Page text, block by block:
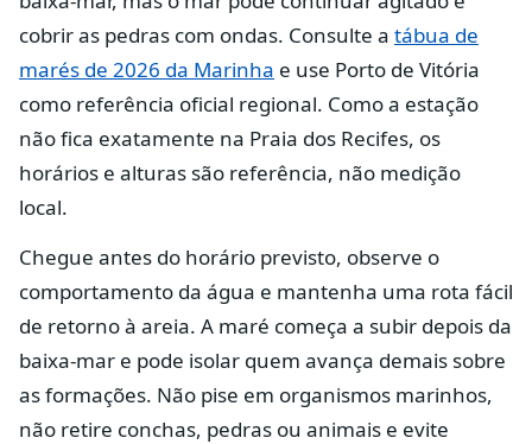
cobrir as pedras com ondas. Consulte a tábua de
marés de 2026 da Marinha e use Porto de Vitória
como referência oficial regional. Como a estação
não fica exatamente na Praia dos Recifes, os
horários e alturas são referência, não medição
local.
Chegue antes do horário previsto, observe o
comportamento da água e mantenha uma rota fácil
de retorno à areia. A maré começa a subir depois da
baixa-mar e pode isolar quem avança demais sobre
as formações. Não pise em organismos marinhos,
não retire conchas, pedras ou animais e evite